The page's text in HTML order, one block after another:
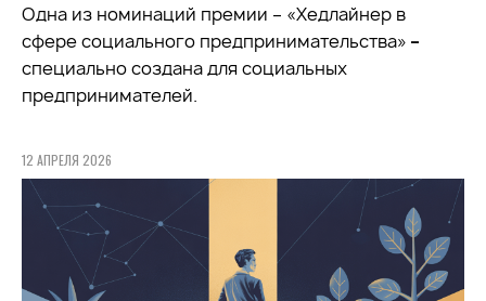
Одна из номинаций премии – «Хедлайнер в
сфере социального предпринимательства» –
специально создана для социальных
предпринимателей.
12 АПРЕЛЯ 2026